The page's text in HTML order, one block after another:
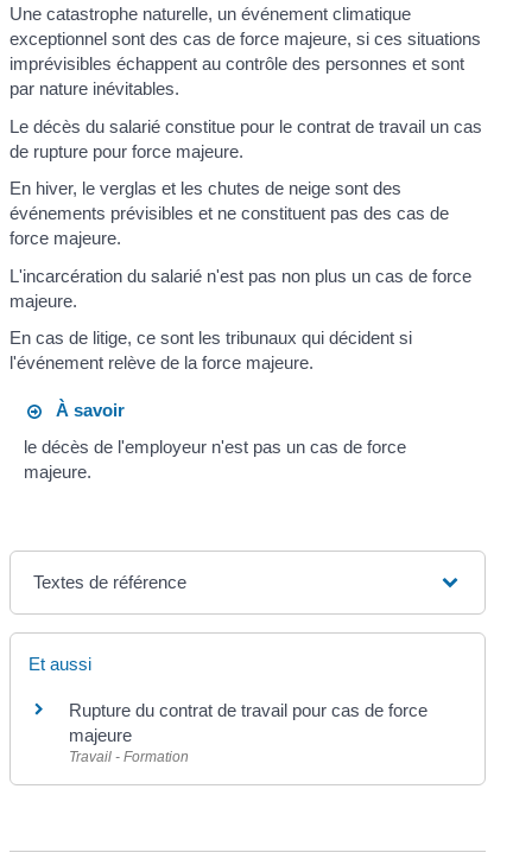
Une catastrophe naturelle, un événement climatique
exceptionnel sont des cas de force majeure, si ces situations
imprévisibles échappent au contrôle des personnes et sont
par nature inévitables.
Le décès du salarié constitue pour le contrat de travail un cas
de rupture pour force majeure.
En hiver, le verglas et les chutes de neige sont des
événements prévisibles et ne constituent pas des cas de
force majeure.
L'incarcération du salarié n'est pas non plus un cas de force
majeure.
En cas de litige, ce sont les tribunaux qui décident si
l'événement relève de la force majeure.
À savoir
le décès de l'employeur n'est pas un cas de force
majeure.
Textes de référence
Et aussi
Rupture du contrat de travail pour cas de force
majeure
Travail - Formation